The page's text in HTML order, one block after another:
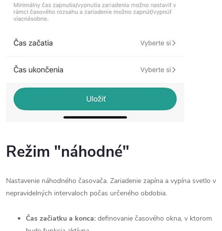
Režim "náhodné"
Nastavenie náhodného časovača. Zariadenie zapína a vypína svetlo v
nepravidelných intervaloch počas určeného obdobia.
Čas začiatku a konca: definovanie časového okna, v ktorom